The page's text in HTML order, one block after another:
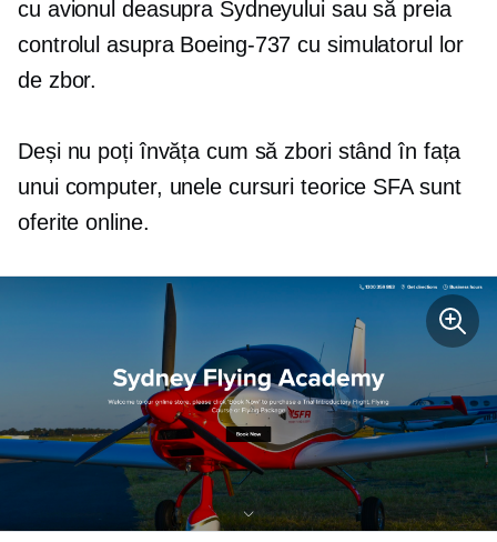
cu avionul deasupra Sydneyului sau să preia
controlul asupra Boeing-737 cu simulatorul lor
de zbor.
Deși nu poți învăța cum să zbori stând în fața
unui computer, unele cursuri teorice SFA sunt
oferite online.